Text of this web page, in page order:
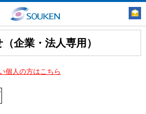
企業・法人専用）
個人の方はこちら